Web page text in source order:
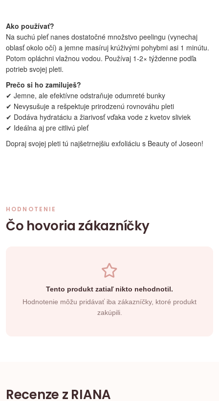
Ako používať?
Na suchú pleť nanes dostatočné množstvo peelingu (vynechaj
oblasť okolo očí) a jemne masíruj krúživými pohybmi asi 1 minútu.
Potom opláchni vlažnou vodou. Používaj 1-2× týždenne podľa
potrieb svojej pleti.
Prečo si ho zamiluješ?
✔ Jemne, ale efektívne odstraňuje odumreté bunky
✔ Nevysušuje a rešpektuje prirodzenú rovnováhu pleti
✔ Dodáva hydratáciu a žiarivosť vďaka vode z kvetov sliviek
✔ Ideálna aj pre citlivú pleť
Dopraj svojej pleti tú najšetrnejšiu exfoliáciu s Beauty of Joseon!
HODNOTENIE
Čo hovoria zákazníčky
Tento produkt zatiaľ nikto nehodnotil.
Hodnotenie môžu pridávať iba zákazníčky, ktoré produkt
zakúpili.
Recenze z RIANA